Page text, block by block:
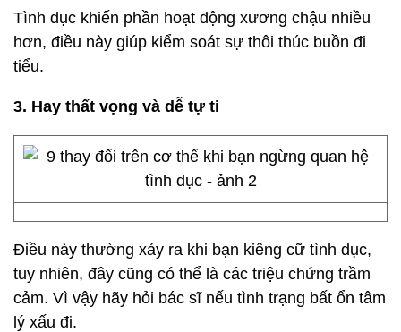
Tình dục khiến phần hoạt động xương chậu nhiều
hơn, điều này giúp kiểm soát sự thôi thúc buồn đi
tiểu.
3. Hay thất vọng và dễ tự ti
Điều này thường xảy ra khi bạn kiêng cữ tình dục,
tuy nhiên, đây cũng có thể là các triệu chứng trầm
cảm. Vì vậy hãy hỏi bác sĩ nếu tình trạng bất ổn tâm
lý xấu đi.